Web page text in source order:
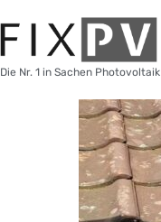
Die Nr. 1 in Sachen Photovoltaik